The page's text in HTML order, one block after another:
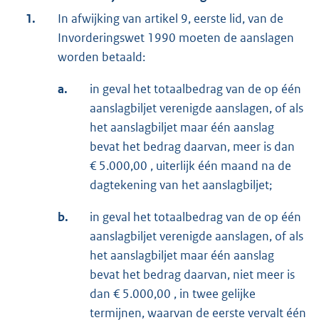
1.
In afwijking van artikel 9, eerste lid, van de
Invorderingswet 1990 moeten de aanslagen
worden betaald:
a.
in geval het totaalbedrag van de op één
aanslagbiljet verenigde aanslagen, of als
het aanslagbiljet maar één aanslag
bevat het bedrag daarvan, meer is dan
€ 5.000,00 , uiterlijk één maand na de
dagtekening van het aanslagbiljet;
b.
in geval het totaalbedrag van de op één
aanslagbiljet verenigde aanslagen, of als
het aanslagbiljet maar één aanslag
bevat het bedrag daarvan, niet meer is
dan € 5.000,00 , in twee gelijke
termijnen, waarvan de eerste vervalt één